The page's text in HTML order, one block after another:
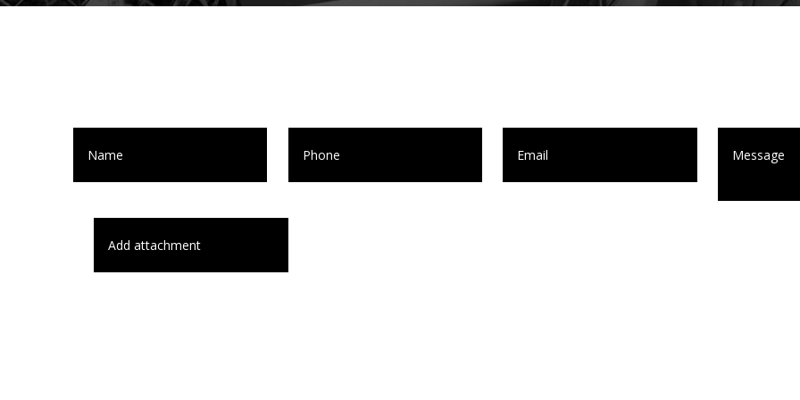
Add attachment